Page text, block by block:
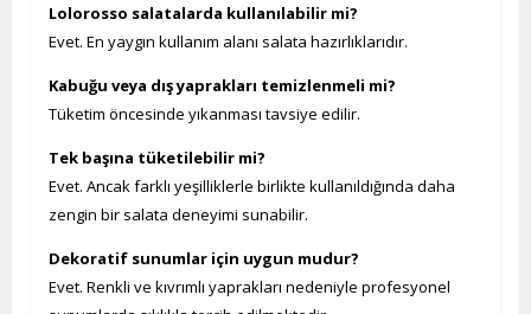
Lolorosso salatalarda kullanılabilir mi?
Evet. En yaygın kullanım alanı salata hazırlıklarıdır.
Kabuğu veya dış yaprakları temizlenmeli mi?
Tüketim öncesinde yıkanması tavsiye edilir.
Tek başına tüketilebilir mi?
Evet. Ancak farklı yeşilliklerle birlikte kullanıldığında daha
zengin bir salata deneyimi sunabilir.
Dekoratif sunumlar için uygun mudur?
Evet. Renkli ve kıvrımlı yaprakları nedeniyle profesyonel